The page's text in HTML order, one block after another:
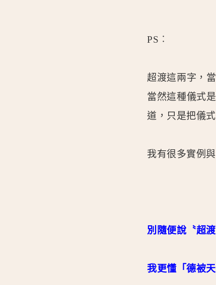
PS︰
超渡這兩字，
當然這種儀式
道，只是把儀
我有很多實例
別隨便說〝超
我更懂「德被